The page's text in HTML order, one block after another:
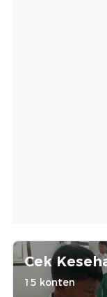
Cek
15 konten